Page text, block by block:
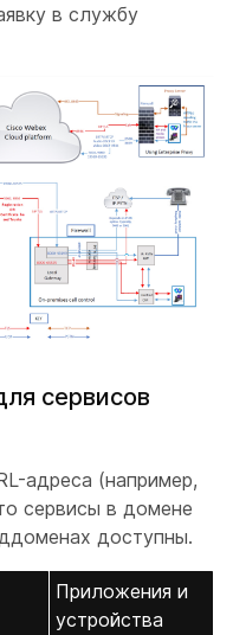
в службу
сервисов
адреса (например,
сервисы в домене
доступны.
Приложения и
устройства